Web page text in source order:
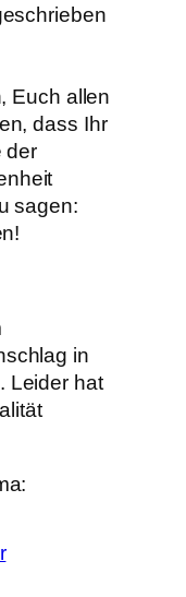
Euch allen
dass Ihr
der
sagen:
in
Leider hat